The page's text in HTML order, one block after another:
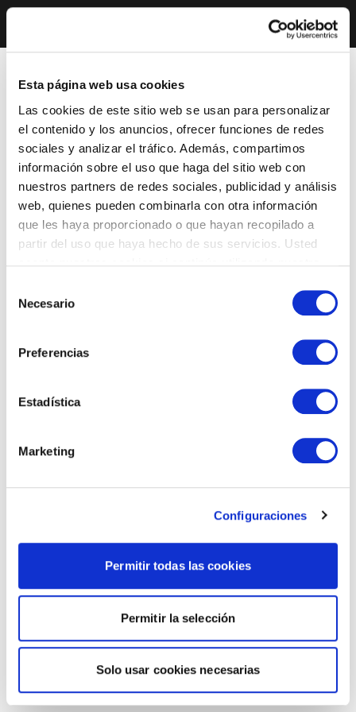
Esta página web usa cookies
Las cookies de este sitio web se usan para personalizar
el contenido y los anuncios, ofrecer funciones de redes
sociales y analizar el tráfico. Además, compartimos
información sobre el uso que haga del sitio web con
nuestros partners de redes sociales, publicidad y análisis
web, quienes pueden combinarla con otra información
que les haya proporcionado o que hayan recopilado a
partir del uso que haya hecho de sus servicios. Usted
Necesario
Preferencias
Estadística
Marketing
Configuraciones
Permitir todas las cookies
Permitir la selección
Solo usar cookies necesarias